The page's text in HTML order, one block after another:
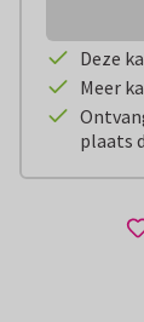
Deze
Meer
plaats